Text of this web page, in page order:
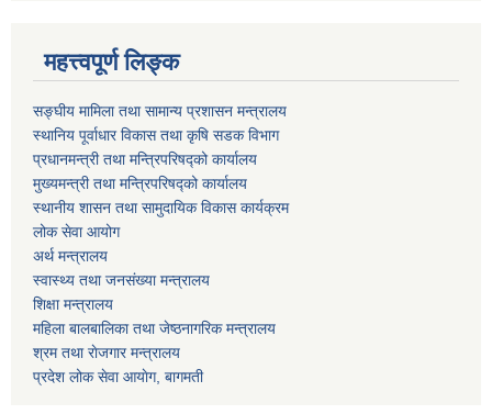
महत्त्वपूर्ण लिङ्क
सङ्घीय मामिला तथा सामान्य प्रशासन मन्त्रालय
स्थानिय पूर्वाधार विकास तथा कृषि सडक विभाग
प्रधानमन्त्री तथा मन्त्रिपरिषद्को कार्यालय
मुख्यमन्त्री तथा मन्त्रिपरिषद्को कार्यालय
स्थानीय शासन तथा सामुदायिक विकास कार्यक्रम
लोक सेवा आयोग
अर्थ मन्त्रालय
स्वास्थ्य तथा जनस‌ंख्या मन्त्रालय
शिक्षा मन्त्रालय
महिला बालबालिका तथा जेष्ठनागरिक मन्त्रालय
श्रम तथा राेजगार मन्त्रालय
प्रदेश लोक सेवा आयाेग, बागमती